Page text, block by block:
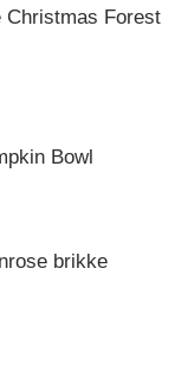
Christmas Forest
Bowl
brikke